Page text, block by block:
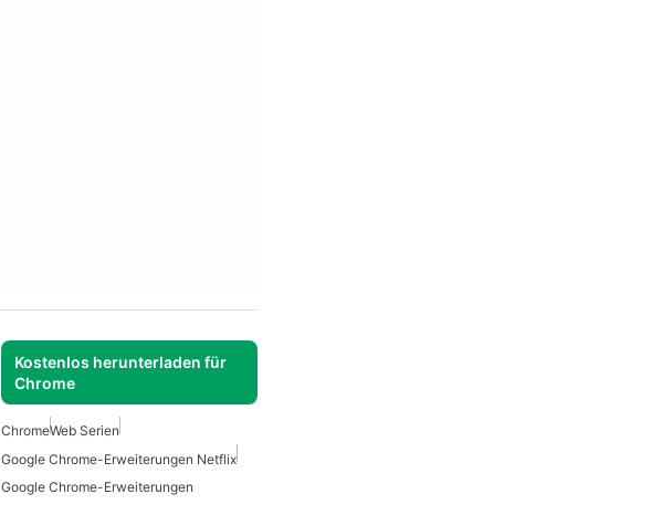
Kostenlos herunterladen für
Chrome
ChromeWeb Serien
Google Chrome-Erweiterungen Netflix
Google Chrome-Erweiterungen